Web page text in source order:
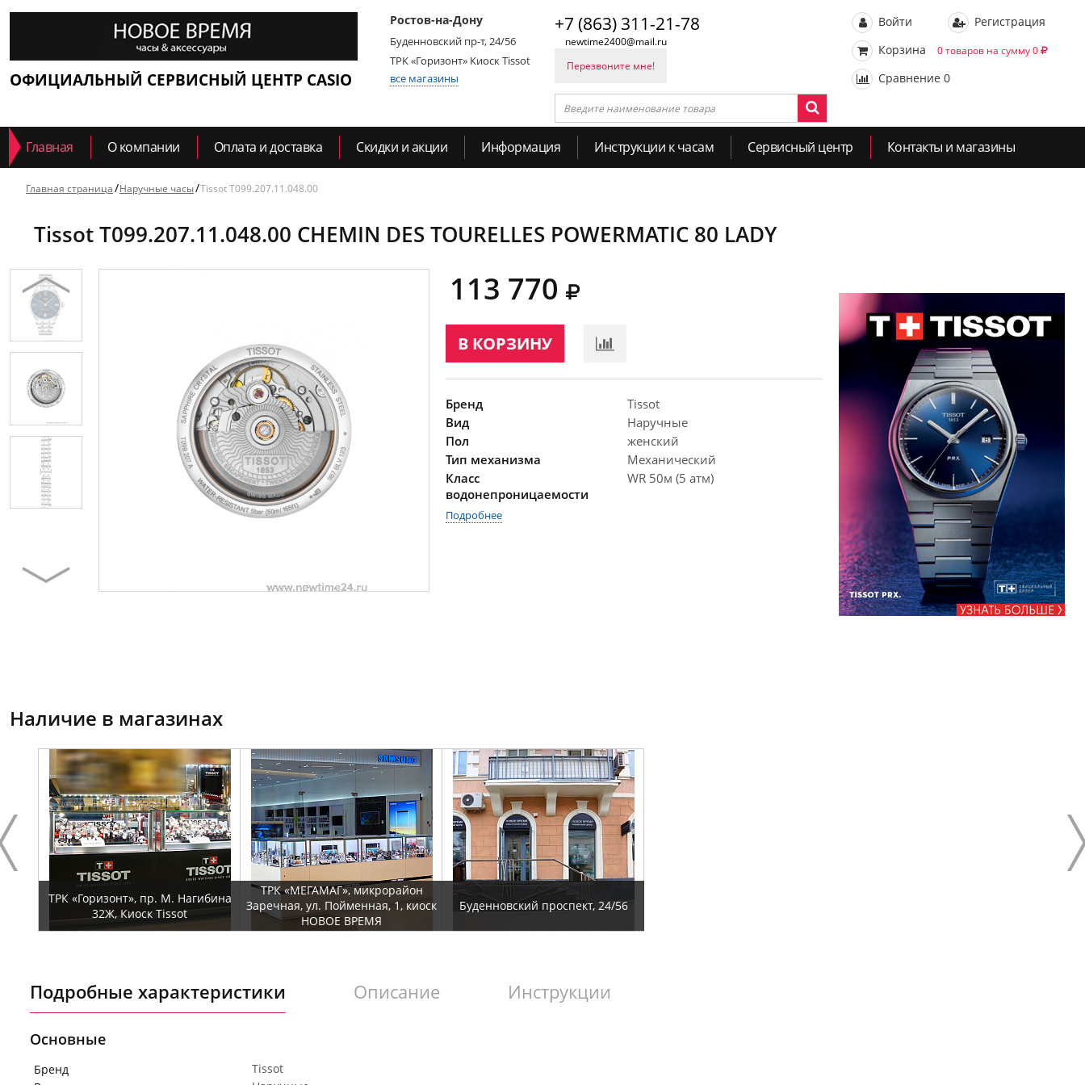
ОФИЦИАЛЬНЫЙ СЕРВИСНЫЙ ЦЕНТР CASIO
Ростов-на-Дону
Буденновский пр-т, 24/56
ТРК «Горизонт» Киоск Tissot
все магазины
+7 (863) 311-21-78
newtime2400@mail.ru
Перезвоните мне!
Войти
Регистрация
Корзина
0 товаров на сумму 0
Сравнение 0
Главная О компании Оплата и доставка Скидки и акции Информация Инструкции к часам Сервисный центр Контакты и магазины
Главная страница Наручные часы Tissot T099.207.11.048.00
Tissot T099.207.11.048.00 CHEMIN DES TOURELLES POWERMATIC 80 LADY
113 770
В КОРЗИНУ
Бренд
Tissot
Вид
Наручные
Пол
женский
Тип механизма
Механический
Класс
водонепроницаемости
WR 50м (5 атм)
Подробнее
Наличие в магазинах
ТРК «Горизонт», пр. М. Нагибина
32Ж, Киоск Tissot
ТРК «МЕГАМАГ», микрорайон
Заречная, ул. Пойменная, 1, киоск
НОВОЕ ВРЕМЯ
Буденновский проспект, 24/56
Подробные характеристики Описание Инструкции
Основные
Бренд
Tissot